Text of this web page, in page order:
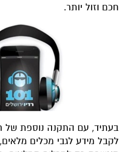
חכם וזול יותר.
בעתיד, עם התקנה נוספת של
לקבל מידע לגבי מכלים מלאים,